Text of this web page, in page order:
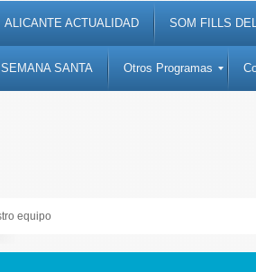
ALICANTE ACTUALIDAD SOM FILLS
SEMANA SANTA Otros Programas